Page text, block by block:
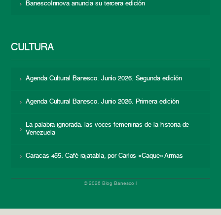
BanescoInnova anuncia su tercera edición
CULTURA
Agenda Cultural Banesco. Junio 2026. Segunda edición
Agenda Cultural Banesco. Junio 2026. Primera edición
La palabra ignorada: las voces femeninas de la historia de
Venezuela
Caracas 455: Café rajatabla, por Carlos «Caque» Armas
© 2026 Blog Banesco |